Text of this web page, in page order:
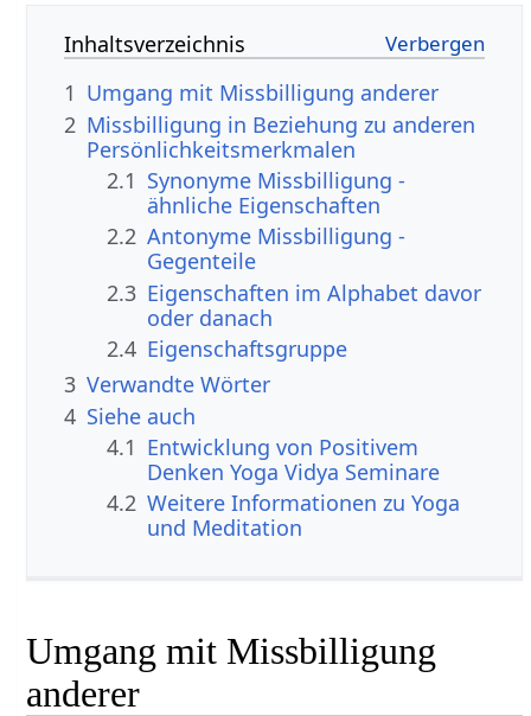
Inhaltsverzeichnis
1 Umgang mit Missbilligung anderer
2 Missbilligung in Beziehung zu anderen
Persönlichkeitsmerkmalen
2.1 Synonyme Missbilligung -
ähnliche Eigenschaften
2.2 Antonyme Missbilligung -
Gegenteile
2.3 Eigenschaften im Alphabet davor
oder danach
2.4 Eigenschaftsgruppe
3 Verwandte Wörter
4 Siehe auch
4.1 Entwicklung von Positivem
Denken Yoga Vidya Seminare
4.2 Weitere Informationen zu Yoga
und Meditation
Umgang mit Missbilligung
anderer